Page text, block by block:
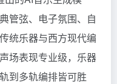
管弦、电子氛围、自
统乐器与西方现代编
场表现专业级，乐器
到多轨编排皆可胜